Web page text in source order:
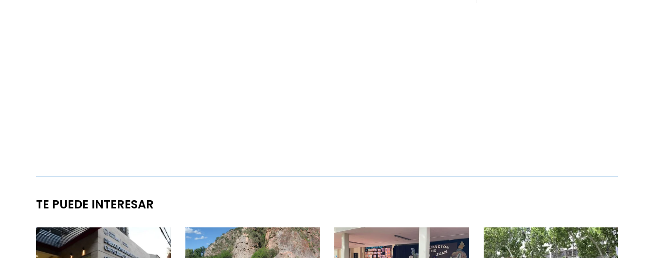
TE PUEDE INTERESAR